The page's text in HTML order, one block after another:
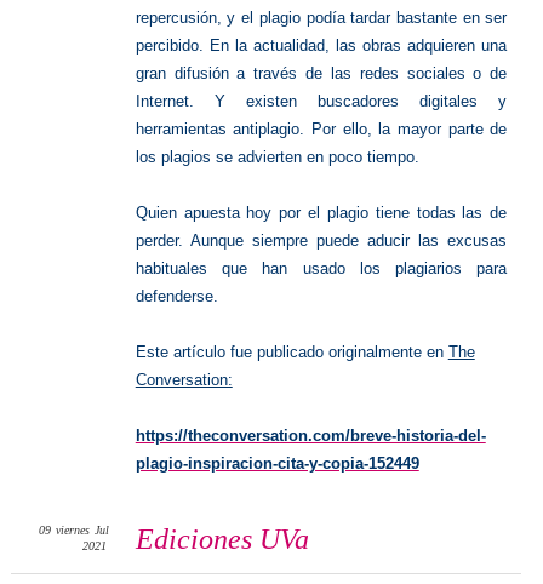
repercusión, y el plagio podía tardar bastante en ser
percibido.
En la actualidad, las obras adquieren una
gran difusión a través de las redes sociales o de
Internet. Y existen buscadores digitales y
herramientas antiplagio. Por ello, la mayor parte de
los plagios se advierten en poco tiempo.
Quien apuesta hoy por el plagio tiene todas las de
perder. Aunque siempre puede aducir las excusas
habituales que han usado los plagiarios para
defenderse.
Este artículo fue publicado originalmente en The
Conversation:
https://theconversation.com/breve-historia-del-
plagio-inspiracion-cita-y-copia-152449
Ediciones UVa
09 viernes Jul
2021